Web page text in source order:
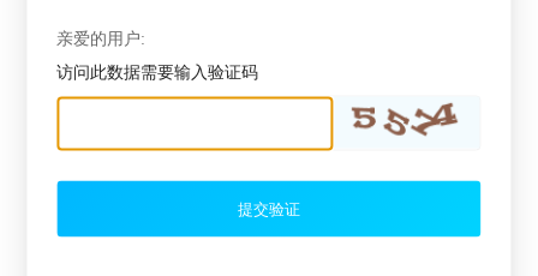
亲爱的用户:
访问此数据需要输入验证码